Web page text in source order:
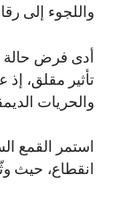
واللجوء إلى
أدى فرض حالة
تأثير مقلق،
والحريات
استمر القمع
انقطاع، حيث